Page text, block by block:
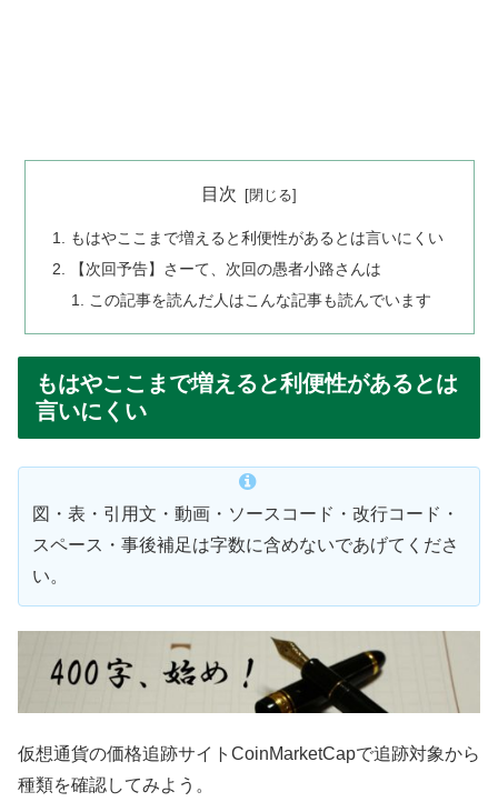
目次
もはやここまで増えると利便性があるとは言いにくい
【次回予告】さーて、次回の愚者小路さんは
この記事を読んだ人はこんな記事も読んでいます
もはやここまで増えると利便性があるとは
言いにくい
図・表・引用文・動画・ソースコード・改行コード・
スペース・事後補足は字数に含めないであげてくださ
い。
仮想通貨の価格追跡サイトCoinMarketCapで追跡対象から
種類を確認してみよう。